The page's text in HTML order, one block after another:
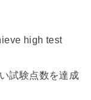
high test
試験点数を達成